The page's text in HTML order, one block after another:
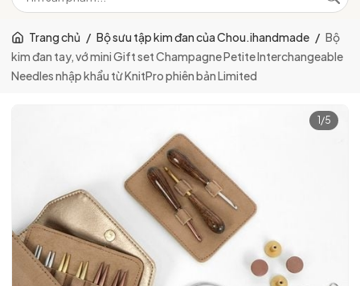
Trang chủ / Bộ sưu tập kim đan của Chou.ihandmade / Bộ
kim đan tay, vớ mini Gift set Champagne Petite Interchangeable
Needles nhập khẩu từ KnitPro phiên bản Limited
1 /5